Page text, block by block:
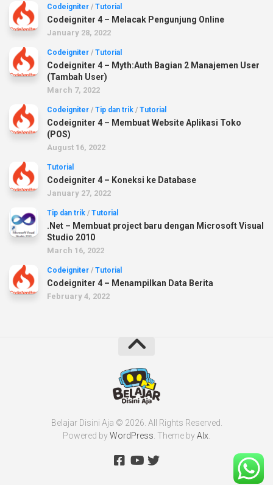
Codeigniter / Tutorial
Codeigniter 4 – Melacak Pengunjung Online
January 28, 2022
Codeigniter / Tutorial
Codeigniter 4 – Myth:Auth Bagian 2 Manajemen User
(Tambah User)
March 7, 2022
Codeigniter / Tip dan trik / Tutorial
Codeigniter 4 – Membuat Website Aplikasi Toko
(POS)
August 16, 2022
Tutorial
Codeigniter 4 – Koneksi ke Database
January 27, 2022
Tip dan trik / Tutorial
.Net – Membuat project baru dengan Microsoft Visual
Studio 2010
March 16, 2022
Codeigniter / Tutorial
Codeigniter 4 – Menampilkan Data Berita
February 4, 2022
Belajar Disini Aja © 2026. All Rights Reserved.
Powered byWordPress . Theme byAlx